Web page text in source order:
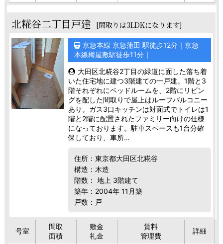
北糀谷二丁目戸建 [間取りは3LDKになります]
京急本線 京急蒲田 駅徒歩12分｜京急
本線梅屋敷駅徒歩11分｜
大田区北糀谷2丁目の緑道に面した落ち着
いた住宅地に建つ3階建ての一戸建。1階と3
階それぞれにベッドルームを、2階にリビン
グを配した間取りで屋上はルーフバルコニー
あり。ガス3口キッチンは対面式でトイレは1
階と2階に配置されたファミリー向けの仕様
になっております。駐車スペースも1台分確
保しており、車所…
住所：東京都大田区北糀谷
構造：木造
階数： 地上 3階建て
築年：2004年 11月築
戸数：戸
号室
間取
面積
敷金
礼金
賃料
管理費
詳細